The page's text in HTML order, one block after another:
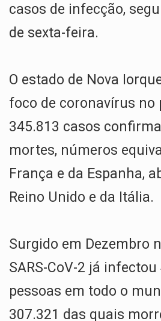
casos de infecção,
de sexta-feira.
O estado de Nova
foco de coronavírus no
345.813 casos
mortes, números
França e da Espanha,
Reino Unido e da Itália.
Surgido em Dezembro
SARS-CoV-2 já infectou
pessoas em todo o
307.321 das quais